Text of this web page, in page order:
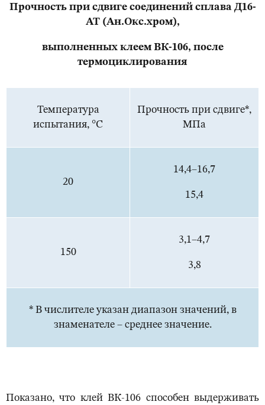
Прочность при сдвиге соединений сплава Д16-
АТ (Ан.Окс.хром),
выполненных клеем ВК-106, после
термоциклирования
Температура
испытания, °С
Прочность при сдвиге*,
МПа
20
14,4–16,7
15,4
150
3,1–4,7
3,8
* В числителе указан диапазон значений, в
знаменателе – среднее значение.
Показано, что клей ВК-106 способен выдерживать